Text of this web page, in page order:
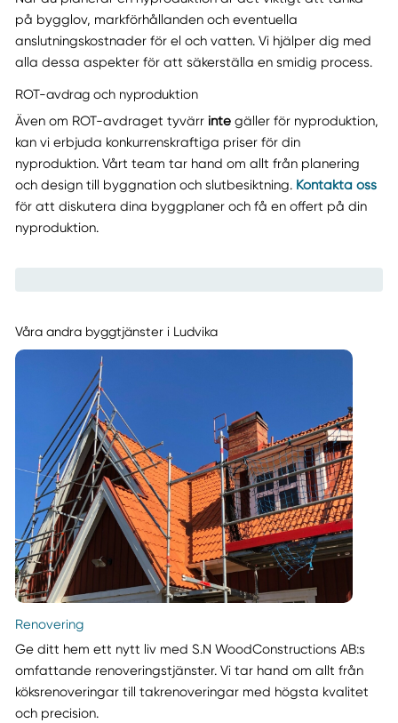
på bygglov, markförhållanden och eventuella
anslutningskostnader för el och vatten. Vi hjälper dig med
alla dessa aspekter för att säkerställa en smidig process.
ROT-avdrag och nyproduktion
Även om ROT-avdraget tyvärr inte gäller för nyproduktion,
kan vi erbjuda konkurrenskraftiga priser för din
nyproduktion. Vårt team tar hand om allt från planering
och design till byggnation och slutbesiktning. Kontakta oss
för att diskutera dina byggplaner och få en offert på din
nyproduktion.
Våra andra byggtjänster i Ludvika
Renovering
Ge ditt hem ett nytt liv med S.N WoodConstructions AB:s
omfattande renoveringstjänster. Vi tar hand om allt från
köksrenoveringar till takrenoveringar med högsta kvalitet
och precision.